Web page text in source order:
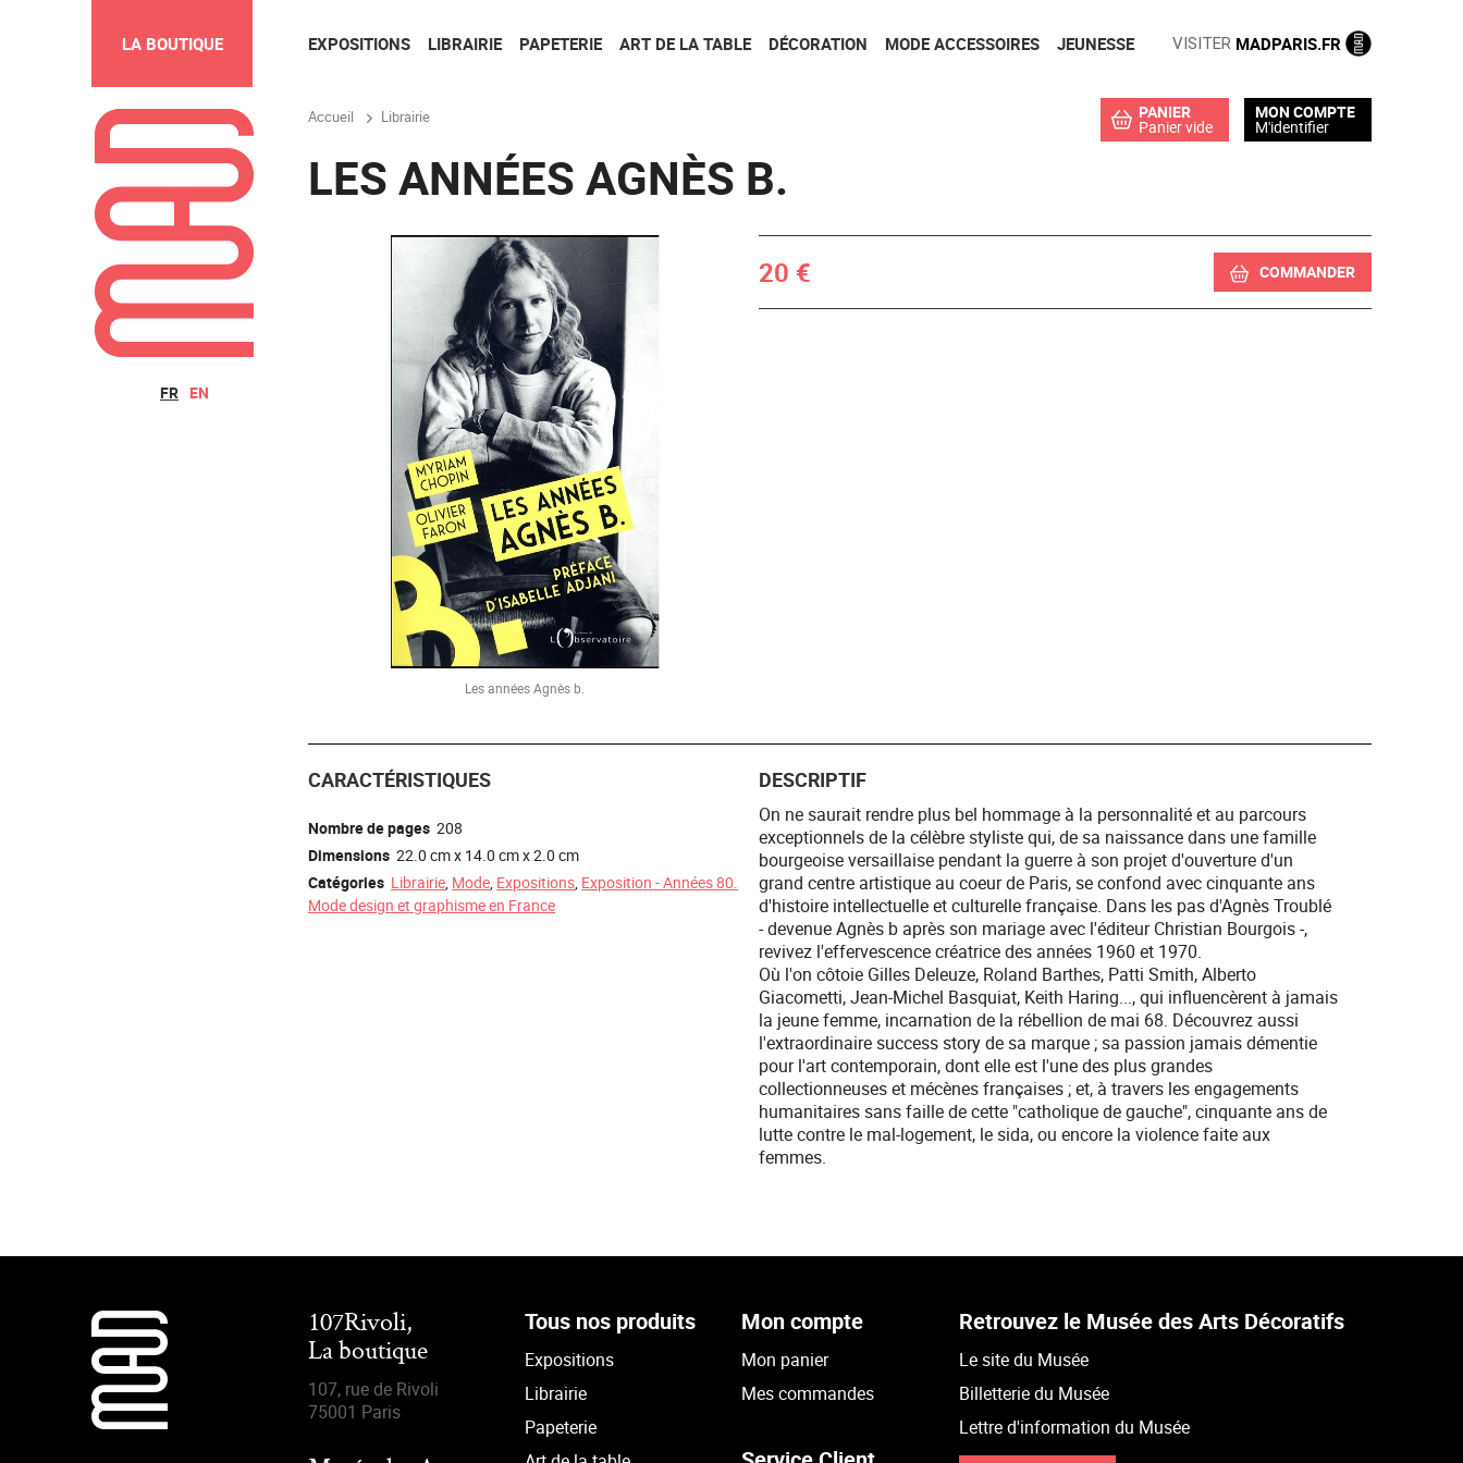
FR EN
LA BOUTIQUE
PANIER
Panier vide
MON COMPTE
M'identifier
EXPOSITIONS LIBRAIRIE PAPETERIE ART DE LA TABLE DÉCORATION MODE ACCESSOIRES JEUNESSE VISITERMADPARIS.FR
Accueil Librairie
LES ANNÉES AGNÈS B.
Les années Agnès b.
20 € COMMANDER
CARACTÉRISTIQUES
Nombre de pages 208
Dimensions 22.0 cm x 14.0 cm x 2.0 cm
Catégories Librairie, Mode, Expositions, Exposition - Années 80.
Mode design et graphisme en France
DESCRIPTIF
On ne saurait rendre plus bel hommage à la personnalité et au parcours
exceptionnels de la célèbre styliste qui, de sa naissance dans une famille
bourgeoise versaillaise pendant la guerre à son projet d'ouverture d'un
grand centre artistique au coeur de Paris, se confond avec cinquante ans
d'histoire intellectuelle et culturelle française. Dans les pas d'Agnès Troublé
- devenue Agnès b après son mariage avec l'éditeur Christian Bourgois -,
revivez l'effervescence créatrice des années 1960 et 1970.
Où l'on côtoie Gilles Deleuze, Roland Barthes, Patti Smith, Alberto
Giacometti, Jean-Michel Basquiat, Keith Haring..., qui influencèrent à jamais
la jeune femme, incarnation de la rébellion de mai 68. Découvrez aussi
l'extraordinaire success story de sa marque ; sa passion jamais démentie
pour l'art contemporain, dont elle est l'une des plus grandes
collectionneuses et mécènes françaises ; et, à travers les engagements
humanitaires sans faille de cette "catholique de gauche", cinquante ans de
lutte contre le mal-logement, le sida, ou encore la violence faite aux
femmes.
107Rivoli,
La boutique
107, rue de Rivoli
75001 Paris
Tous nos produits
Expositions
Librairie
Papeterie
Mon compte
Mon panier
Mes commandes
Retrouvez le Musée des Arts Décoratifs
Le site du Musée
Billetterie du Musée
Lettre d'information du Musée